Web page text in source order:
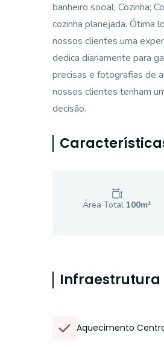
banheiro social; Cozinha;
cozinha planejada. Ótima
nossos clientes uma
dedica diariamente para
precisas e fotografias de
nossos clientes tenham
decisão.
Área Total 100m²
Infraestrutura
Aquecimento